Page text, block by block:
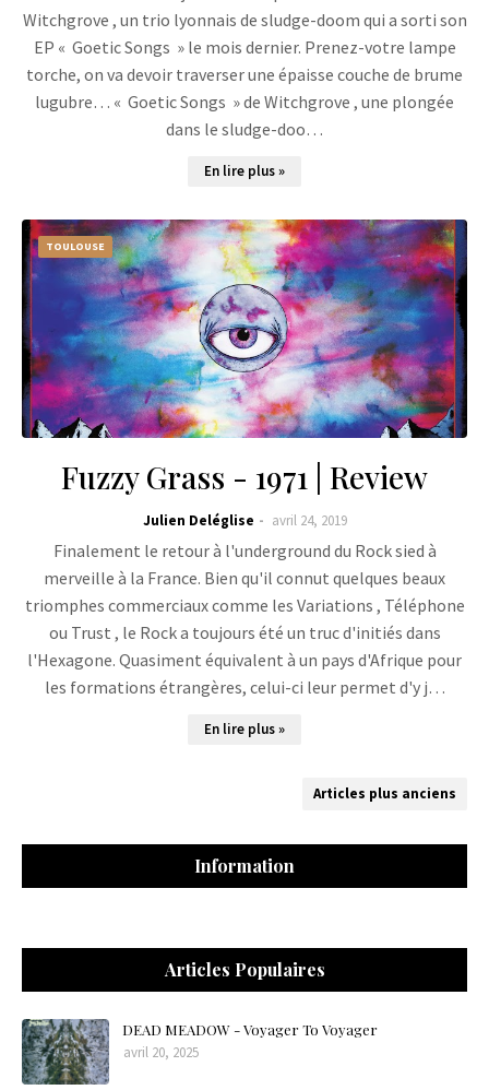
Witchgrove , un trio lyonnais de sludge-doom qui a sorti son
EP « Goetic Songs » le mois dernier. Prenez-votre lampe
torche, on va devoir traverser une épaisse couche de brume
lugubre… « Goetic Songs » de Witchgrove , une plongée
dans le sludge-doo…
En lire plus »
TOULOUSE
Fuzzy Grass - 1971 | Review
Julien Deléglise avril 24, 2019
Finalement le retour à l'underground du Rock sied à
merveille à la France. Bien qu'il connut quelques beaux
triomphes commerciaux comme les Variations , Téléphone
ou Trust , le Rock a toujours été un truc d'initiés dans
l'Hexagone. Quasiment équivalent à un pays d'Afrique pour
les formations étrangères, celui-ci leur permet d'y j…
En lire plus »
Articles plus anciens
Information
Articles Populaires
DEAD MEADOW - Voyager To Voyager
avril 20, 2025